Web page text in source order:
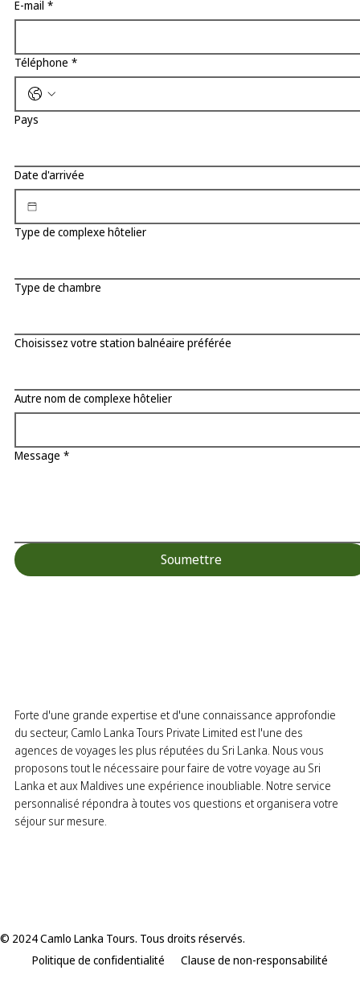
E-mail *
Téléphone *
Pays
Date d'arrivée
Type de complexe hôtelier
Type de chambre
Choisissez votre station balnéaire préférée
Autre nom de complexe hôtelier
Message *
Soumettre
© 2024 Camlo Lanka Tours. Tous droits réservés.
Politique de confidentialité
Clause de non-responsabilité
Forte d'une grande expertise et d'une connaissance approfondie
du secteur, Camlo Lanka Tours Private Limited est l'une des
agences de voyages les plus réputées du Sri Lanka. Nous vous
proposons tout le nécessaire pour faire de votre voyage au Sri
Lanka et aux Maldives une expérience inoubliable. Notre service
personnalisé répondra à toutes vos questions et organisera votre
séjour sur mesure.